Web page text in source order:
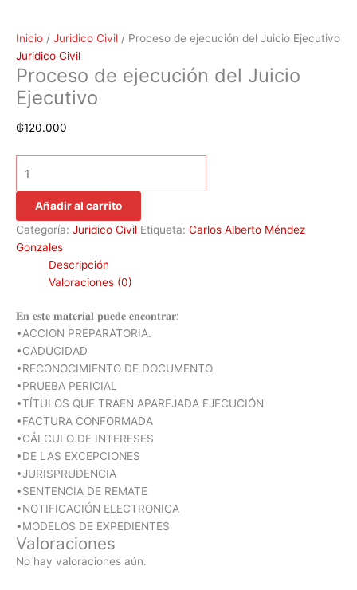
Inicio / Juridico Civil / Proceso de ejecución del Juicio Ejecutivo
Juridico Civil
Proceso de ejecución del Juicio
Ejecutivo
₲120.000
Añadir al carrito
Categoría: Juridico Civil Etiqueta: Carlos Alberto Méndez
Gonzales
Descripción
Valoraciones (0)
𝐄𝐧 𝐞𝐬𝐭𝐞 𝐦𝐚𝐭𝐞𝐫𝐢𝐚𝐥 𝐩𝐮𝐞𝐝𝐞 𝐞𝐧𝐜𝐨𝐧𝐭𝐫𝐚𝐫:
•ACCION PREPARATORIA.
•CADUCIDAD
•RECONOCIMIENTO DE DOCUMENTO
•PRUEBA PERICIAL
•TÍTULOS QUE TRAEN APAREJADA EJECUCIÓN
•FACTURA CONFORMADA
•CÁLCULO DE INTERESES
•DE LAS EXCEPCIONES
•JURISPRUDENCIA
•SENTENCIA DE REMATE
•NOTIFICACIÓN ELECTRONICA
•MODELOS DE EXPEDIENTES
Valoraciones
No hay valoraciones aún.